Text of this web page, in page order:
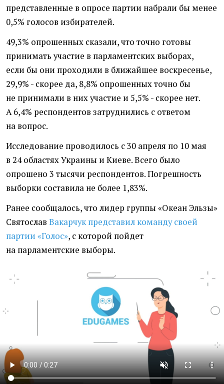
представленные в опросе партии набрали бы менее
0,5% голосов избирателей.
49,3% опрошенных сказали, что точно готовы
принимать участие в парламентских выборах,
если бы они проходили в ближайшее воскресенье,
29,9% - скорее да, 8,8% опрошенных точно бы
не принимали в них участие и 5,5% - скорее нет.
А 6,4% респондентов затруднились с ответом
на вопрос.
Исследование проводилось с 30 апреля по 10 мая
в 24 областях Украины и Киеве. Всего было
опрошено 3 тысячи респондентов. Погрешность
выборки составила не более 1,83%.
Ранее сообщалось, что лидер группы «Океан Эльзы»
Святослав Вакарчук представил команду своей
партии «Голос», с которой пойдет
на парламентские выборы.